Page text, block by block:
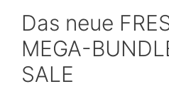
Das neue
MEGA-
SALE